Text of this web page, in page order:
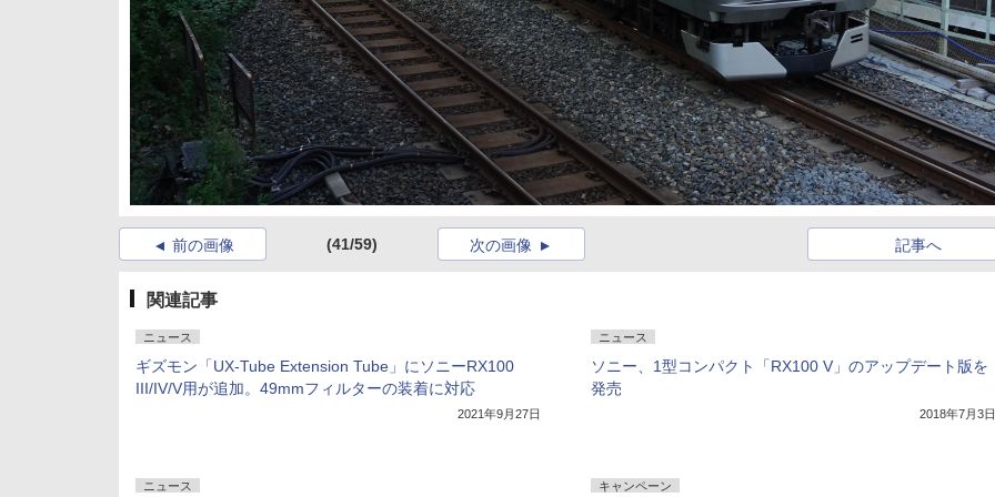
前の画像 (41/59) 記事へ
次の画像
関連記事
ニュース
ギズモン「UX-Tube Extension Tube」にソニーRX100
III/IV/V用が追加。49mmフィルターの装着に対応
2021年9月27日
ニュース
ソニー、1型コンパクト「RX100 V」のアップデート版を
発売
2018年7月3日
ニュース キャンペーン